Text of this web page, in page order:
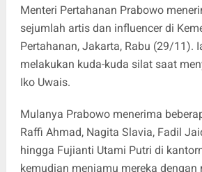
Menteri Pertahanan Prabowo
sejumlah artis dan influencer di
Pertahanan, Jakarta, Rabu (29/11).
melakukan kuda-kuda silat saat
Iko Uwais.
Mulanya Prabowo menerima
Raffi Ahmad, Nagita Slavia, Fadil
hingga Fujianti Utami Putri di
kemudian menjamu mereka dengan